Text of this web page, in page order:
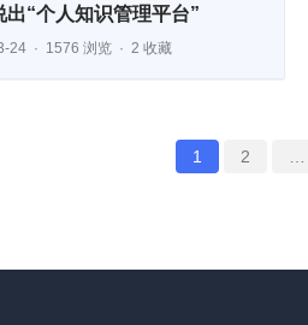
出“个人知识管理平台”
24 1576 浏览 2 收藏
1 2